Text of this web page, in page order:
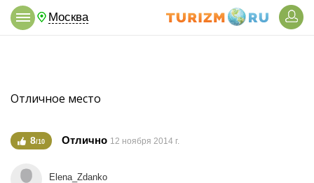
Москва
Отличное место
8/10 Отлично 12 ноября 2014 г.
Elena_Zdanko